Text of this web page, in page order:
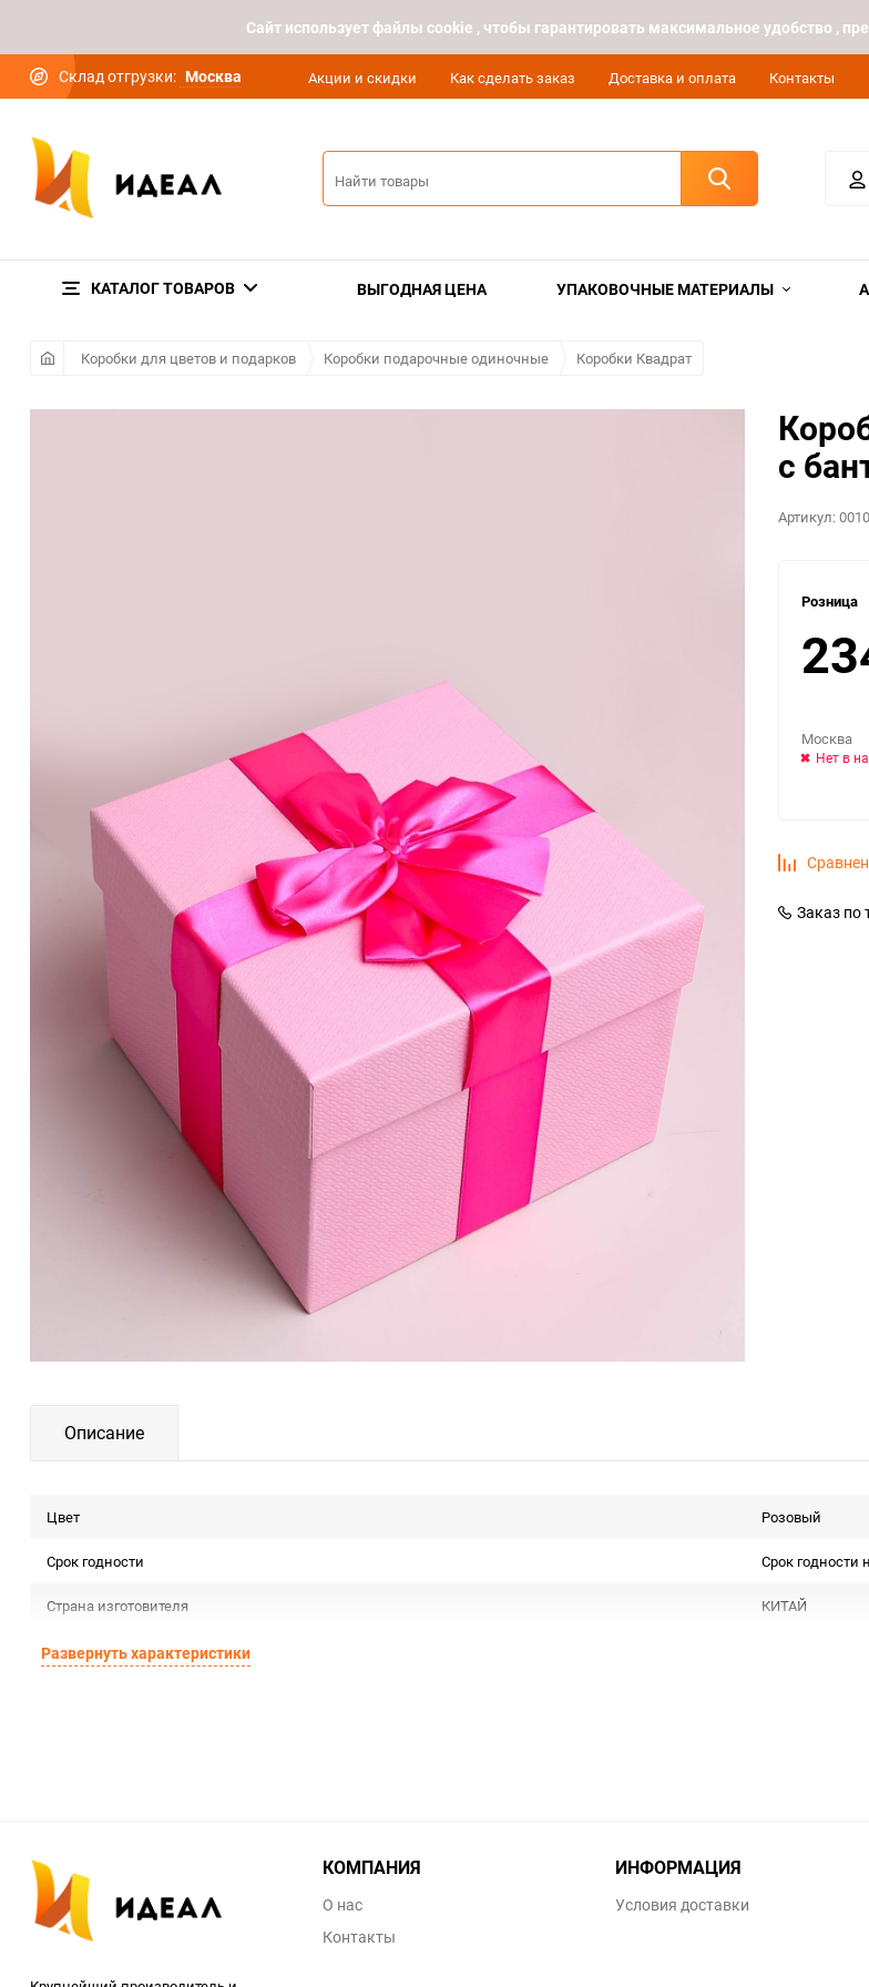
Cайт использует файлы cookie , чтобы гарантировать максимальное удобство ,
Склад отгрузки: Москва Акции и скидки Как сделать заказ Доставка и оплата Контакты
КАТАЛОГ ТОВАРОВ ВЫГОДНАЯ ЦЕНА УПАКОВОЧНЫЕ МАТЕРИАЛЫ
Коробки для цветов и подарков Коробки подарочные одиночные Коробки Квадрат
с
Артикул:
Розница
Москва
Нет в
Заказ по
Описание
Цвет Розовый
Срок годности Срок годности
Страна изготовителя КИТАЙ
Предназначение товара
Развернуть характеристики
КОМПАНИЯ
О нас
Контакты
ИНФОРМАЦИЯ
Условия доставки